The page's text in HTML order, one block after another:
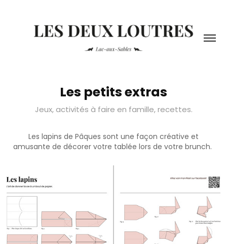
Les petits extras
Jeux, activités à faire en famille, recettes.
Les lapins de Pâques sont une façon créative et
amusante de décorer votre tablée lors de votre brunch.